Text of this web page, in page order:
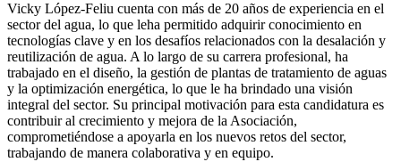
Vicky López-Feliu cuenta con más de 20 años de experiencia en el
sector del agua, lo que leha permitido adquirir conocimiento en
tecnologías clave y en los desafíos relacionados con la desalación y
reutilización de agua. A lo largo de su carrera profesional, ha
trabajado en el diseño, la gestión de plantas de tratamiento de aguas
y la optimización energética, lo que le ha brindado una visión
integral del sector. Su principal motivación para esta candidatura es
contribuir al crecimiento y mejora de la Asociación,
comprometiéndose a apoyarla en los nuevos retos del sector,
trabajando de manera colaborativa y en equipo.